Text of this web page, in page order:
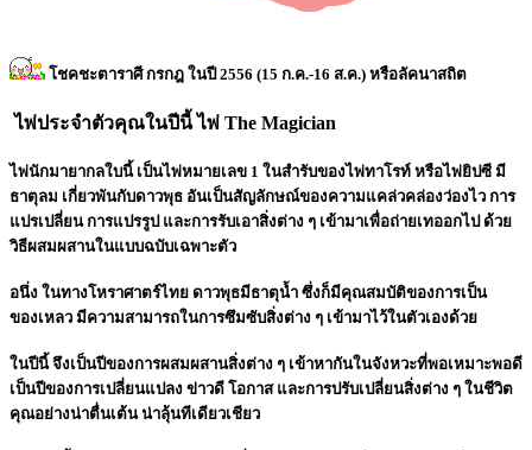
โชคชะตาราศี กรกฎ ในปี 2556 (15 ก.ค.-16 ส.ค.) หรือลัคนาสถิต
ไพ่ประจำตัวคุณในปีนี้ ไพ่ The Magician
ไพ่นักมายากลใบนี้ เป็นไพ่หมายเลข 1 ในสำรับของไพ่ทาโรท์ หรือไพ่ยิปซี มี
ธาตุลม เกี่ยวพันกับดาวพุธ อันเป็นสัญลักษณ์ของความแคล่วคล่องว่องไว การ
แปรเปลี่ยน การแปรรูป และการรับเอาสิ่งต่าง ๆ เข้ามาเพื่อถ่ายเทออกไป ด้วย
วิธีผสมผสานในแบบฉบับเฉพาะตัว
อนึ่ง ในทางโหราศาตร์ไทย ดาวพุธมีธาตุน้ำ ซึ่งก็มีคุณสมบัติของการเป็น
ของเหลว มีความสามารถในการซึมซับสิ่งต่าง ๆ เข้ามาไว้ในตัวเองด้วย
ในปีนี้ จึงเป็นปีของการผสมผสานสิ่งต่าง ๆ เข้าหากันในจังหวะที่พอเหมาะพอดี
เป็นปีของการเปลี่ยนแปลง ข่าวดี โอกาส และการปรับเปลี่ยนสิ่งต่าง ๆ ในชีวิต
คุณอย่างน่าตื่นเต้น น่าลุ้นทีเดียวเชียว